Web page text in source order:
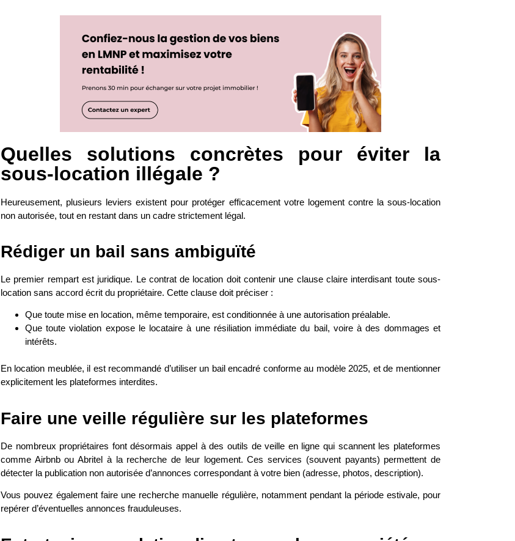
Quelles solutions concrètes pour éviter la
sous-location illégale ?
Heureusement, plusieurs leviers existent pour protéger efficacement votre logement contre la sous-location
non autorisée, tout en restant dans un cadre strictement légal.
Rédiger un bail sans ambiguïté
Le premier rempart est juridique. Le contrat de location doit contenir une clause claire interdisant toute sous-
location sans accord écrit du propriétaire. Cette clause doit préciser :
Que toute mise en location, même temporaire, est conditionnée à une autorisation préalable.
Que toute violation expose le locataire à une résiliation immédiate du bail, voire à des dommages et
intérêts.
En location meublée, il est recommandé d’utiliser un bail encadré conforme au modèle 2025, et de mentionner
explicitement les plateformes interdites.
Faire une veille régulière sur les plateformes
De nombreux propriétaires font désormais appel à des outils de veille en ligne qui scannent les plateformes
comme Airbnb ou Abritel à la recherche de leur logement. Ces services (souvent payants) permettent de
détecter la publication non autorisée d’annonces correspondant à votre bien (adresse, photos, description).
Vous pouvez également faire une recherche manuelle régulière, notamment pendant la période estivale, pour
repérer d’éventuelles annonces frauduleuses.